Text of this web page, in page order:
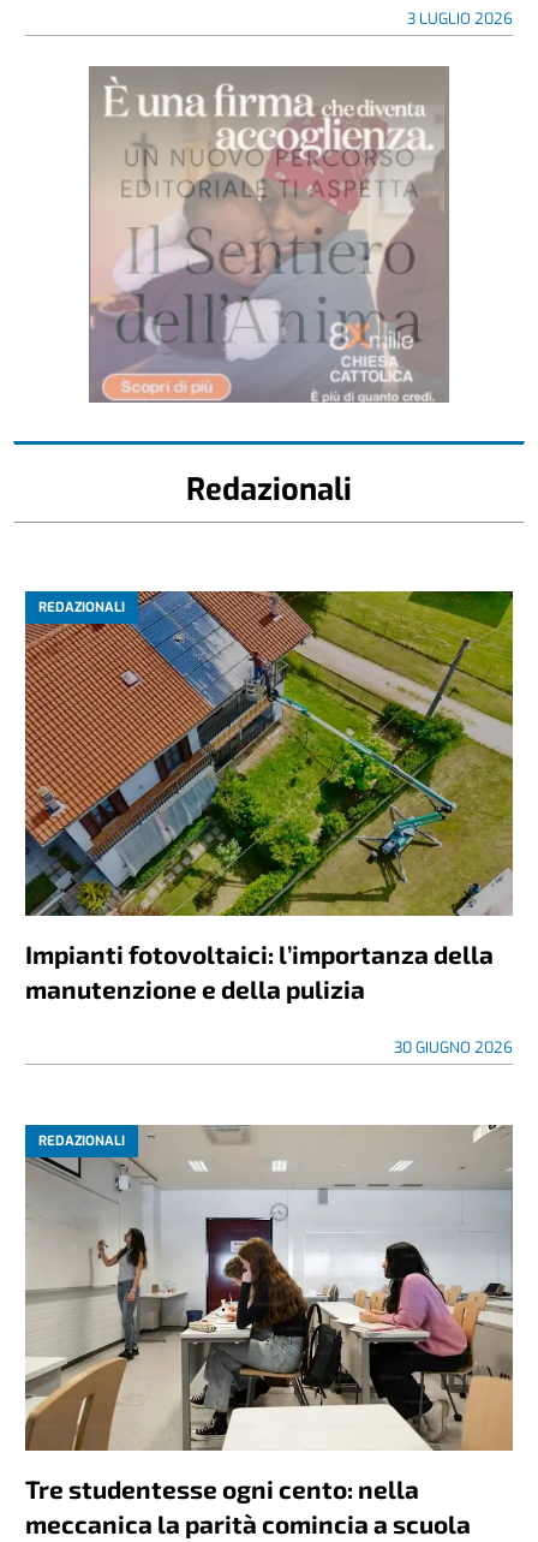
3 LUGLIO 2026
Redazionali
REDAZIONALI
Impianti fotovoltaici: l’importanza della
manutenzione e della pulizia
30 GIUGNO 2026
REDAZIONALI
Tre studentesse ogni cento: nella
meccanica la parità comincia a scuola